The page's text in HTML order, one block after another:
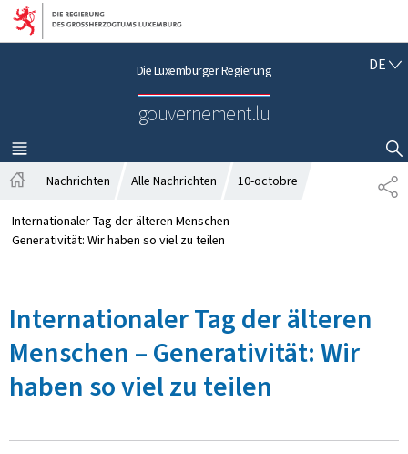
Zur Hauptnavigation
Zum Inhalt
Die Luxemburger Regierung
gouvernement.lu
DED
S
C
H
MENÜ
HAUPT-
SUCHFLED ANZEIGEN / SCHLIESSEN
T
E
t
a
e
i
Nachrichten Alle Nachrichten 10-octobre
Internationaler Tag der älteren Menschen –
Generativität: Wir haben so viel zu teilen
Internationaler Tag der älteren
Menschen – Generativität: Wir
haben so viel zu teilen